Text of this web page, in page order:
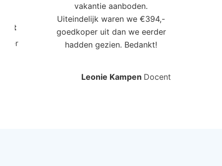
vakantie aanboden.
Uiteindelijk waren we €394,-
goedkoper uit dan we eerder
hadden gezien. Bedankt!
Leonie Kampen Docent